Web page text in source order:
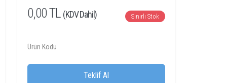
0,00 TL (KDV Dahil) Sınırlı Stok
Ürün Kodu
Teklif Al